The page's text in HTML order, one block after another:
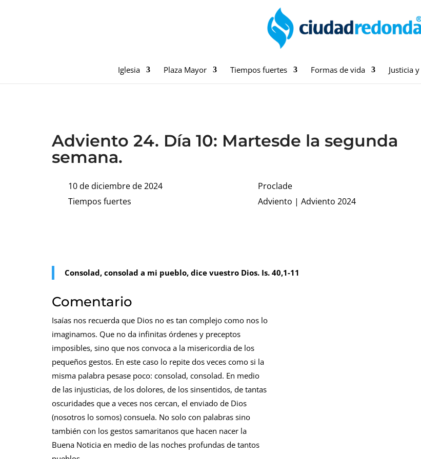
Iglesia Plaza Mayor Tiempos fuertes Formas de vida Justicia
Adviento 24. Día 10: Martesde la segunda
semana.
10 de diciembre de 2024
Tiempos fuertes
Proclade
Adviento |Adviento 2024
Consolad, consolad a mi pueblo, dice vuestro Dios. Is. 40,1-11
Comentario
Isaías nos recuerda que Dios no es tan complejo como nos lo
imaginamos. Que no da infinitas órdenes y preceptos
imposibles, sino que nos convoca a la misericordia de los
pequeños gestos. En este caso lo repite dos veces como si la
misma palabra pesase poco: consolad, consolad. En medio
de las injusticias, de los dolores, de los sinsentidos, de tantas
oscuridades que a veces nos cercan, el enviado de Dios
(nosotros lo somos) consuela. No solo con palabras sino
también con los gestos samaritanos que hacen nacer la
Buena Noticia en medio de las noches profundas de tantos